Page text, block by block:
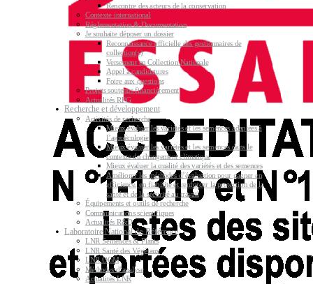
Rencontre des acteurs de la conservation
Contexte international
Réglementation & Documentation
Je souhaite déposer un dossier
Reconnaissance officielle des gestionnaires de
collection(s)
Versement en Collection Nationale
Appel à candidatures
Foire aux questions
Projets soutenus financièrement
Actualités RPG
Recherche et développement
Activités de recherche
Mieux évaluer les variétés et les semences adaptées à
l’agroécologie
Mieux évaluer les variétés et les semences dans le
contexte du changement climatique
Mieux évaluer la qualité des variétés et des semences
Améliorer les méthodes d’évaluation pour gagner en
efficience, en fiabilité et renforcer la protection de la
santé et de la sécurité au travail
Équipements et outils de recherche
Communications scientifiques
Actualités R&D
Laboratoire National de Référence
LNR Semences & Plants
LNR Santé des Végétaux
LNR OGM
Méthodes d’analyse
Actualités LNR